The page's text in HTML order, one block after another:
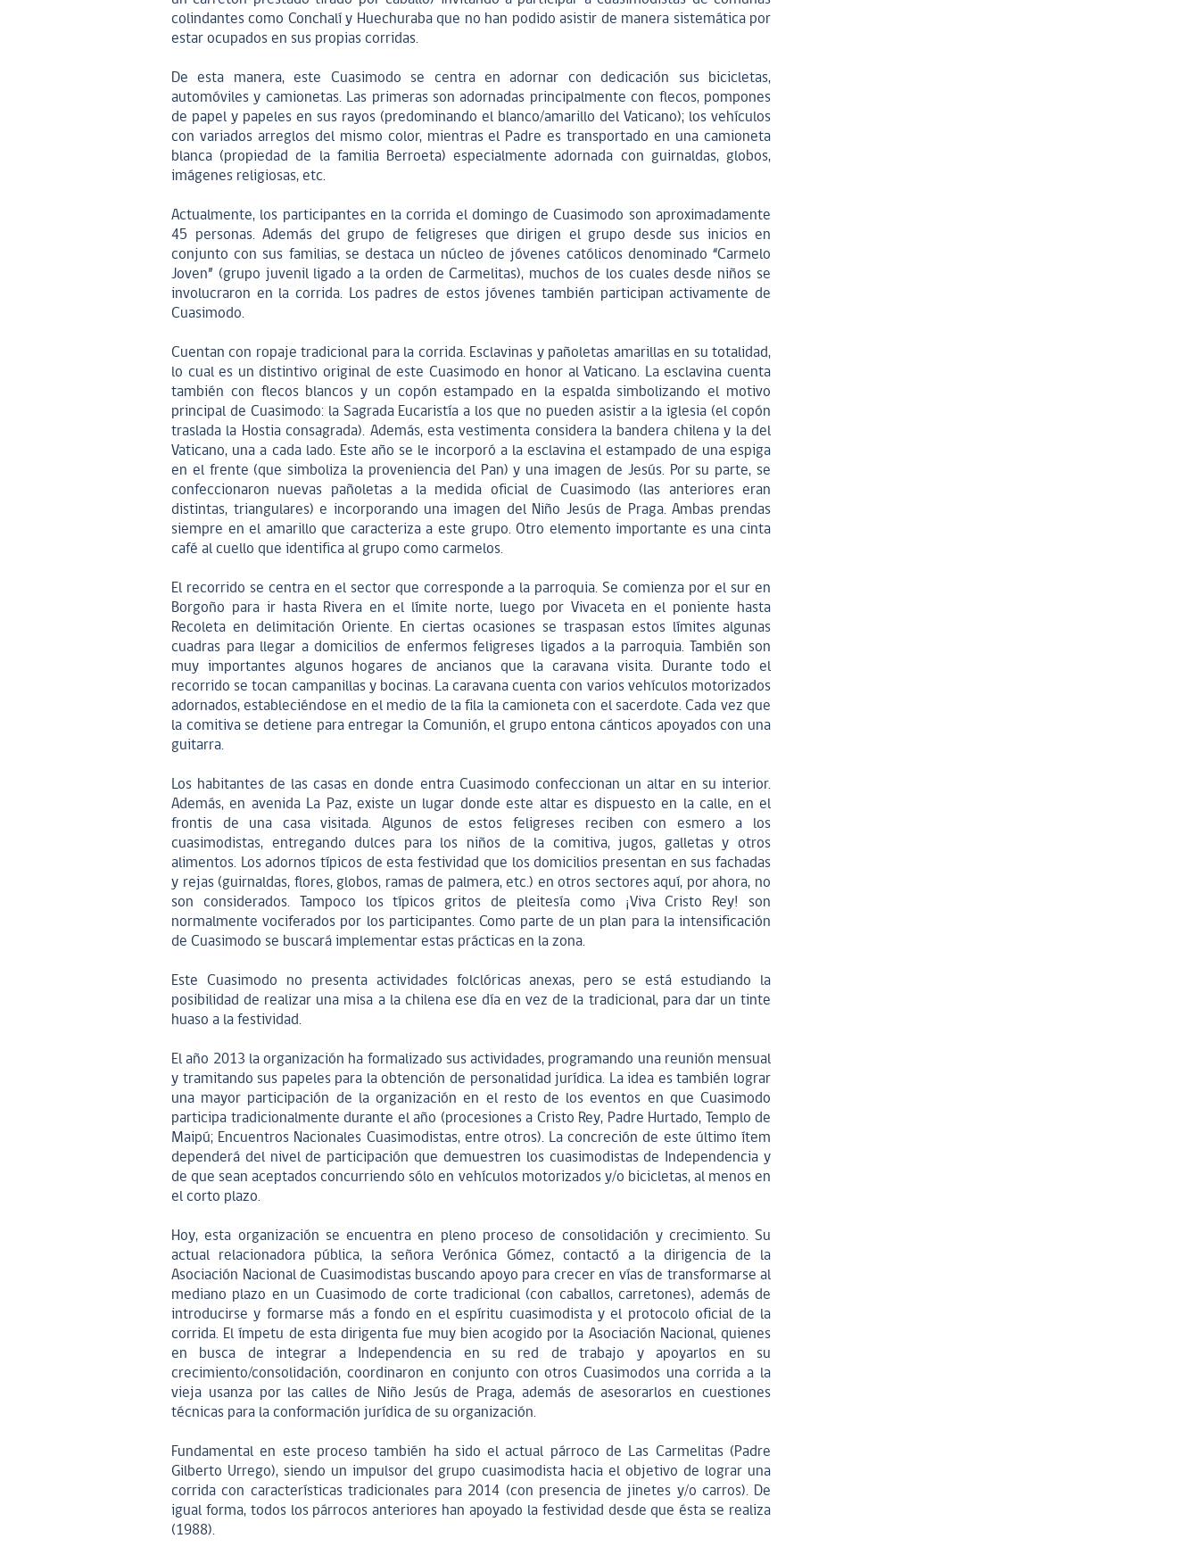
colindantes como Conchalí y Huechuraba que no han podido asistir de manera sistemática por
estar ocupados en sus propias corridas.
De esta manera, este Cuasimodo se centra en adornar con dedicación sus bicicletas,
automóviles y camionetas. Las primeras son adornadas principalmente con flecos, pompones
de papel y papeles en sus rayos (predominando el blanco/amarillo del Vaticano); los vehículos
con variados arreglos del mismo color, mientras el Padre es transportado en una camioneta
blanca (propiedad de la familia Berroeta) especialmente adornada con guirnaldas, globos,
imágenes religiosas, etc.
Actualmente, los participantes en la corrida el domingo de Cuasimodo son aproximadamente
45 personas. Además del grupo de feligreses que dirigen el grupo desde sus inicios en
conjunto con sus familias, se destaca un núcleo de jóvenes católicos denominado “Carmelo
Joven” (grupo juvenil ligado a la orden de Carmelitas), muchos de los cuales desde niños se
involucraron en la corrida. Los padres de estos jóvenes también participan activamente de
Cuasimodo.
Cuentan con ropaje tradicional para la corrida. Esclavinas y pañoletas amarillas en su totalidad,
lo cual es un distintivo original de este Cuasimodo en honor al Vaticano. La esclavina cuenta
también con flecos blancos y un copón estampado en la espalda simbolizando el motivo
principal de Cuasimodo: la Sagrada Eucaristía a los que no pueden asistir a la iglesia (el copón
traslada la Hostia consagrada). Además, esta vestimenta considera la bandera chilena y la del
Vaticano, una a cada lado. Este año se le incorporó a la esclavina el estampado de una espiga
en el frente (que simboliza la proveniencia del Pan) y una imagen de Jesús. Por su parte, se
confeccionaron nuevas pañoletas a la medida oficial de Cuasimodo (las anteriores eran
distintas, triangulares) e incorporando una imagen del Niño Jesús de Praga. Ambas prendas
siempre en el amarillo que caracteriza a este grupo. Otro elemento importante es una cinta
café al cuello que identifica al grupo como carmelos.
El recorrido se centra en el sector que corresponde a la parroquia. Se comienza por el sur en
Borgoño para ir hasta Rivera en el límite norte, luego por Vivaceta en el poniente hasta
Recoleta en delimitación Oriente. En ciertas ocasiones se traspasan estos límites algunas
cuadras para llegar a domicilios de enfermos feligreses ligados a la parroquia. También son
muy importantes algunos hogares de ancianos que la caravana visita. Durante todo el
recorrido se tocan campanillas y bocinas. La caravana cuenta con varios vehículos motorizados
adornados, estableciéndose en el medio de la fila la camioneta con el sacerdote. Cada vez que
la comitiva se detiene para entregar la Comunión, el grupo entona cánticos apoyados con una
guitarra.
Los habitantes de las casas en donde entra Cuasimodo confeccionan un altar en su interior.
Además, en avenida La Paz, existe un lugar donde este altar es dispuesto en la calle, en el
frontis de una casa visitada. Algunos de estos feligreses reciben con esmero a los
cuasimodistas, entregando dulces para los niños de la comitiva, jugos, galletas y otros
alimentos. Los adornos típicos de esta festividad que los domicilios presentan en sus fachadas
y rejas (guirnaldas, flores, globos, ramas de palmera, etc.) en otros sectores aquí, por ahora, no
son considerados. Tampoco los típicos gritos de pleitesía como ¡Viva Cristo Rey! son
normalmente vociferados por los participantes. Como parte de un plan para la intensificación
de Cuasimodo se buscará implementar estas prácticas en la zona.
Este Cuasimodo no presenta actividades folclóricas anexas, pero se está estudiando la
posibilidad de realizar una misa a la chilena ese día en vez de la tradicional, para dar un tinte
huaso a la festividad.
El año 2013 la organización ha formalizado sus actividades, programando una reunión mensual
y tramitando sus papeles para la obtención de personalidad jurídica. La idea es también lograr
una mayor participación de la organización en el resto de los eventos en que Cuasimodo
participa tradicionalmente durante el año (procesiones a Cristo Rey, Padre Hurtado, Templo de
Maipú; Encuentros Nacionales Cuasimodistas, entre otros). La concreción de este último ítem
dependerá del nivel de participación que demuestren los cuasimodistas de Independencia y
de que sean aceptados concurriendo sólo en vehículos motorizados y/o bicicletas, al menos en
el corto plazo.
Hoy, esta organización se encuentra en pleno proceso de consolidación y crecimiento. Su
actual relacionadora pública, la señora Verónica Gómez, contactó a la dirigencia de la
Asociación Nacional de Cuasimodistas buscando apoyo para crecer en vías de transformarse al
mediano plazo en un Cuasimodo de corte tradicional (con caballos, carretones), además de
introducirse y formarse más a fondo en el espíritu cuasimodista y el protocolo oficial de la
corrida. El ímpetu de esta dirigenta fue muy bien acogido por la Asociación Nacional, quienes
en busca de integrar a Independencia en su red de trabajo y apoyarlos en su
crecimiento/consolidación, coordinaron en conjunto con otros Cuasimodos una corrida a la
vieja usanza por las calles de Niño Jesús de Praga, además de asesorarlos en cuestiones
técnicas para la conformación jurídica de su organización.
Fundamental en este proceso también ha sido el actual párroco de Las Carmelitas (Padre
Gilberto Urrego), siendo un impulsor del grupo cuasimodista hacia el objetivo de lograr una
corrida con características tradicionales para 2014 (con presencia de jinetes y/o carros). De
igual forma, todos los párrocos anteriores han apoyado la festividad desde que ésta se realiza
(1988).